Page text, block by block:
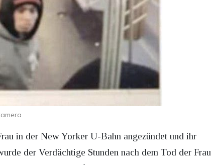
in der New Yorker U-Bahn angezündet und ihr
der Verdächtige Stunden nach dem Tod der Frau